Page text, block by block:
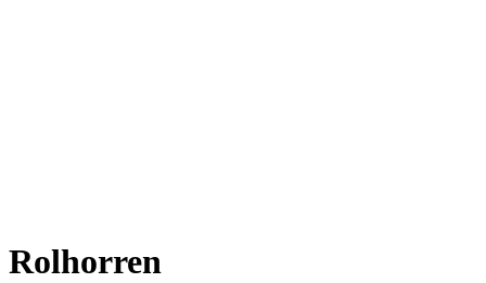
Rolhorren